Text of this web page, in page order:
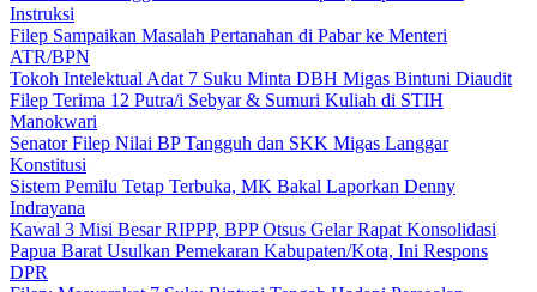
Instruksi
Filep Sampaikan Masalah Pertanahan di Pabar ke Menteri
ATR/BPN
Tokoh Intelektual Adat 7 Suku Minta DBH Migas Bintuni Diaudit
Filep Terima 12 Putra/i Sebyar & Sumuri Kuliah di STIH
Manokwari
Senator Filep Nilai BP Tangguh dan SKK Migas Langgar
Konstitusi
Sistem Pemilu Tetap Terbuka, MK Bakal Laporkan Denny
Indrayana
Kawal 3 Misi Besar RIPPP, BPP Otsus Gelar Rapat Konsolidasi
Papua Barat Usulkan Pemekaran Kabupaten/Kota, Ini Respons
DPR